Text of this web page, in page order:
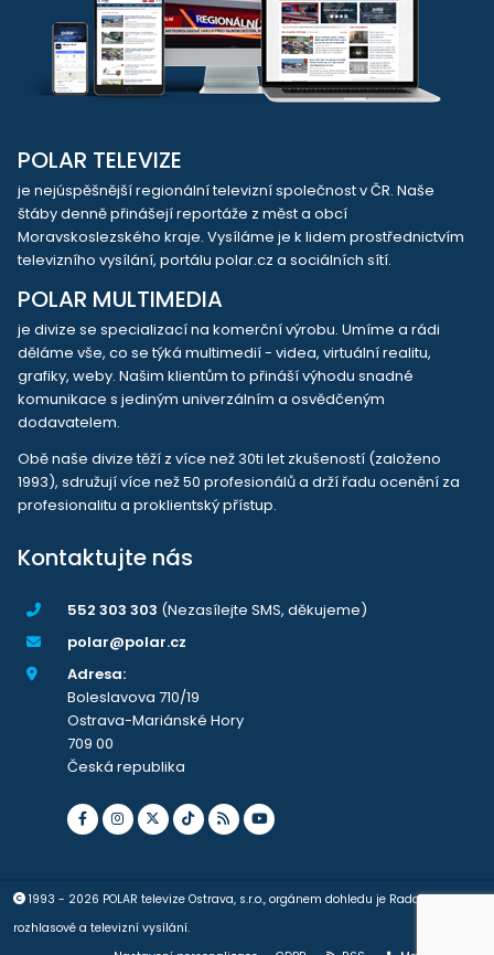
POLAR TELEVIZE
je nejúspěšnější regionální televizní společnost v ČR. Naše
štáby denně přinášejí reportáže z měst a obcí
Moravskoslezského kraje. Vysíláme je k lidem prostřednictvím
televizního vysílání, portálu polar.cz a sociálních sítí.
POLAR MULTIMEDIA
je divize se specializací na komerční výrobu. Umíme a rádi
děláme vše, co se týká multimedií - videa, virtuální realitu,
grafiky, weby. Našim klientům to přináší výhodu snadné
komunikace s jediným univerzálním a osvědčeným
dodavatelem.
Obě naše divize těží z více než 30ti let zkušeností (založeno
1993), sdružují více než 50 profesionálů a drží řadu ocenění za
profesionalitu a proklientský přístup.
Kontaktujte nás
552 303 303 (Nezasílejte SMS, děkujeme)
polar@polar.cz
Adresa:
Boleslavova 710/19
Ostrava-Mariánské Hory
709 00
Česká republika
1993 - 2026 POLAR televize Ostrava, s.r.o., orgánem dohledu je Rada pro
rozhlasové a televizní vysílání.